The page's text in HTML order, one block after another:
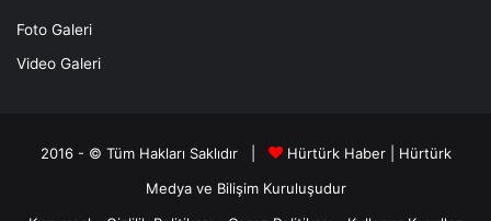
Foto Galeri
Video Galeri
2016 - © Tüm Hakları Saklıdır | Hürtürk Haber
Hürtürk
Medya ve BilişimKuruluşudur